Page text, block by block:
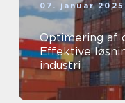
07. januar 2025
Optimering af
Effektive
industri